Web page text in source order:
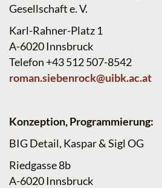
Gesellschaft e. V.
Karl-Rahner-Platz 1
A-6020 Innsbruck
Telefon +43 512 507-8542
roman.siebenrock@uibk.ac.at
Konzeption, Programmierung:
BIG Detail, Kaspar & Sigl OG
Riedgasse 8b
A-6020 Innsbruck